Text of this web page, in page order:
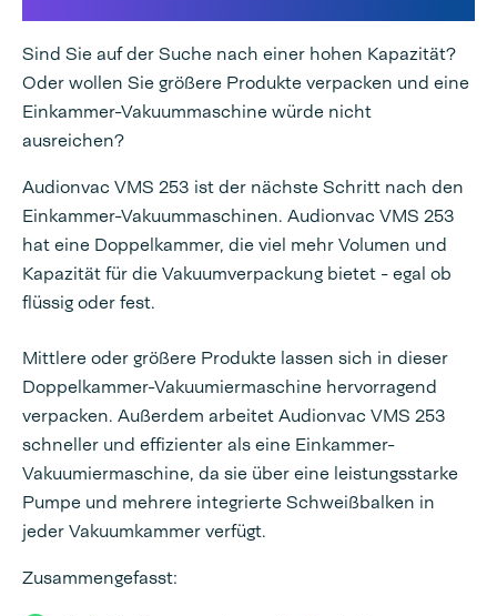
Sind Sie auf der Suche nach einer hohen Kapazität?
Oder wollen Sie größere Produkte verpacken und eine
Einkammer-Vakuummaschine würde nicht
ausreichen?
Audionvac VMS 253 ist der nächste Schritt nach den
Einkammer-Vakuummaschinen. Audionvac VMS 253
hat eine Doppelkammer, die viel mehr Volumen und
Kapazität für die Vakuumverpackung bietet - egal ob
flüssig oder fest.
Mittlere oder größere Produkte lassen sich in dieser
Doppelkammer-Vakuumiermaschine hervorragend
verpacken. Außerdem arbeitet Audionvac VMS 253
schneller und effizienter als eine Einkammer-
Vakuumiermaschine, da sie über eine leistungsstarke
Pumpe und mehrere integrierte Schweißbalken in
jeder Vakuumkammer verfügt.
Zusammengefasst: